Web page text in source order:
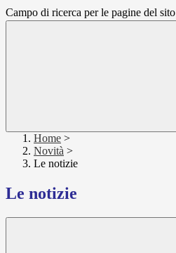
Campo di ricerca per le pagine del sito
Home >
Novità >
Le notizie
Le notizie